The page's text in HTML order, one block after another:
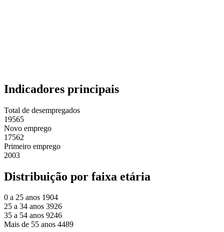
Indicadores principais
Total de desempregados
19565
Novo emprego
17562
Primeiro emprego
2003
Distribuição por faixa etária
0 a 25 anos 1904
25 a 34 anos 3926
35 a 54 anos 9246
Mais de 55 anos 4489